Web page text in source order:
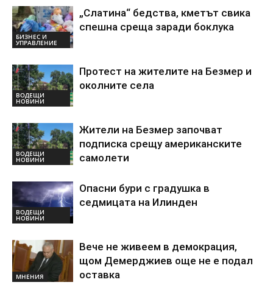
БИЗНЕС И
УПРАВЛЕНИЕ
„Слатина“ бедства, кметът свика
спешна среща заради боклука
ВОДЕЩИ
НОВИНИ
Протест на жителите на Безмер и
околните села
ВОДЕЩИ
НОВИНИ
Жители на Безмер започват
подписка срещу американските
самолети
ВОДЕЩИ
НОВИНИ
Опасни бури с градушка в
седмицата на Илинден
МНЕНИЯ
Вече не живеем в демокрация,
щом Демерджиев още не е подал
оставка